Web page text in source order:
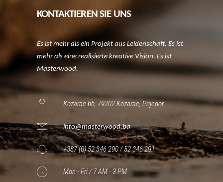
KONTAKTIEREN SIE UNS
Es ist mehr als ein Projekt aus Leidenschaft. Es ist
mehr als eine realisierte kreative Vision. Es ist
Masterwood.
Kozarac bb, 79202 Kozarac, Prijedor
info@masterwood.ba
+387 (0) 52 346 290 / 52 346 291
Mon - Fri / 7 AM - 3 PM